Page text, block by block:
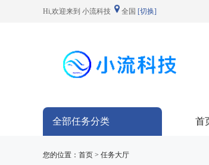
Hi,欢迎来到 小流科技 全国 [切换]
全部任务分类 首
您的位置：首页 > 任务大厅